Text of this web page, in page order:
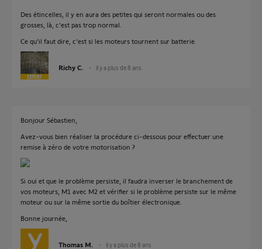
Des étincelles, il y en aura des petites qui seront normales ou des
grosses, là, c'est pas trop normal.
Ce qu'il faut dire, c'est si les moteurs tournent sur batterie.
Richy C. il y a plus de 8 ans
Bonjour Sébastien,
Avez-vous bien réaliser la procédure ci-dessous pour effectuer une
remise à zéro de votre motorisation ?
Si oui et que le problème persiste, il faudra inverser le branchement de
vos moteurs, M1 avec M2 et vérifier si le problème persiste sur le même
moteur ou sur la même sortie du boîtier électronique.
Bonne journée,
Thomas M. il y a plus de 8 ans